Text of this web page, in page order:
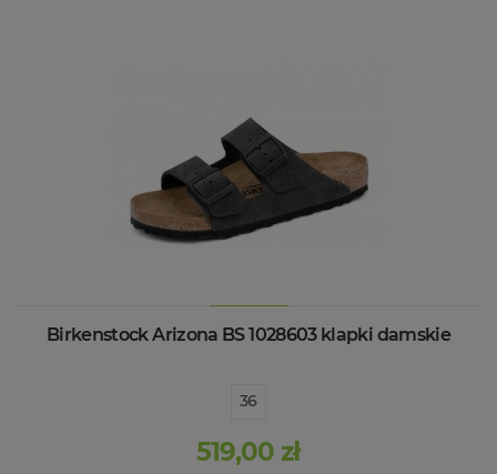
Birkenstock Arizona BS 1028603 klapki damskie
36
519,00 zł